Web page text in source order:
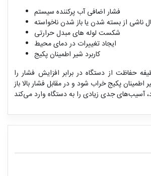
فشار اضافی آب پرکننده سیستم
ناشی از بسته شدن یا باز شدن ناخواسته
شکست لوله های مبدل حرارتی
ایجاد تغییرات در دمای محیط
کاربرد شیر اطمینان پکیج
حفاظت از دستگاه در برابر افزایش فشار را
پکیج خراب شود و در مقابل فشار بالا باز